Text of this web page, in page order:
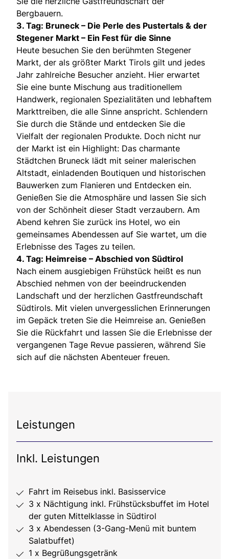
Bergbauern.
3. Tag: Bruneck – Die Perle des Pustertals & der
Stegener Markt – Ein Fest für die Sinne
Heute besuchen Sie den berühmten Stegener
Markt, der als größter Markt Tirols gilt und jedes
Jahr zahlreiche Besucher anzieht. Hier erwartet
Sie eine bunte Mischung aus traditionellem
Handwerk, regionalen Spezialitäten und lebhaftem
Markttreiben, die alle Sinne anspricht. Schlendern
Sie durch die Stände und entdecken Sie die
Vielfalt der regionalen Produkte. Doch nicht nur
der Markt ist ein Highlight: Das charmante
Städtchen Bruneck lädt mit seiner malerischen
Altstadt, einladenden Boutiquen und historischen
Bauwerken zum Flanieren und Entdecken ein.
Genießen Sie die Atmosphäre und lassen Sie sich
von der Schönheit dieser Stadt verzaubern. Am
Abend kehren Sie zurück ins Hotel, wo ein
gemeinsames Abendessen auf Sie wartet, um die
Erlebnisse des Tages zu teilen.
4. Tag: Heimreise – Abschied von Südtirol
Nach einem ausgiebigen Frühstück heißt es nun
Abschied nehmen von der beeindruckenden
Landschaft und der herzlichen Gastfreundschaft
Südtirols. Mit vielen unvergesslichen Erinnerungen
im Gepäck treten Sie die Heimreise an. Genießen
Sie die Rückfahrt und lassen Sie die Erlebnisse der
vergangenen Tage Revue passieren, während Sie
sich auf die nächsten Abenteuer freuen.
Leistungen
Inkl. Leistungen
Fahrt im Reisebus inkl. Basisservice
3 x Nächtigung inkl. Frühstücksbuffet im Hotel
der guten Mittelklasse in Südtirol
3 x Abendessen (3-Gang-Menü mit buntem
Salatbuffet)
1 x Begrüßungsgetränk